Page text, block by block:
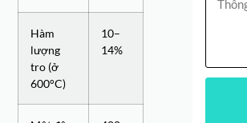
Hàm
lượng
tro (ở
600°C)
10–
14%